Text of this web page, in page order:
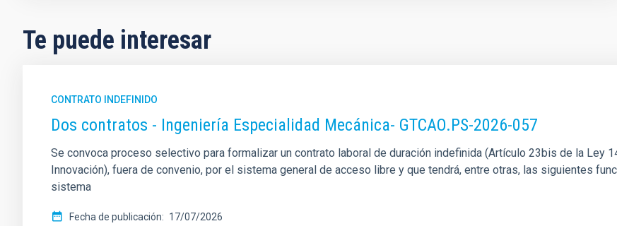
Te puede interesar
CONTRATO INDEFINIDO
Dos contratos - Ingeniería Especialidad Mecánica- GTCAO.PS-2026-057
Se convoca proceso selectivo para formalizar un contrato laboral de duración indefinida (Artículo 23bis de la Ley
Innovación), fuera de convenio, por el sistema general de acceso libre y que tendrá, entre otras, las siguientes
sistema
Fecha de publicación
17/07/2026